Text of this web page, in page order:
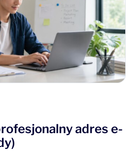
adres e-